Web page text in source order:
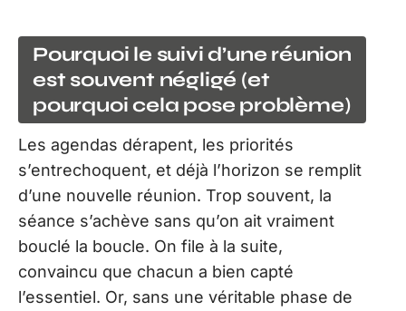
Pourquoi le suivi d’une réunion
est souvent négligé (et
pourquoi cela pose problème)
Les agendas dérapent, les priorités
s’entrechoquent, et déjà l’horizon se remplit
d’une nouvelle réunion. Trop souvent, la
séance s’achève sans qu’on ait vraiment
bouclé la boucle. On file à la suite,
convaincu que chacun a bien capté
l’essentiel. Or, sans une véritable phase de